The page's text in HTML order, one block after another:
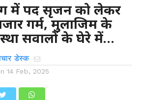
में पद सृजन को लेकर
गर्म, मुलाजिम के
सवालों के घेरे में…
डेस्क
14 Feb, 2025